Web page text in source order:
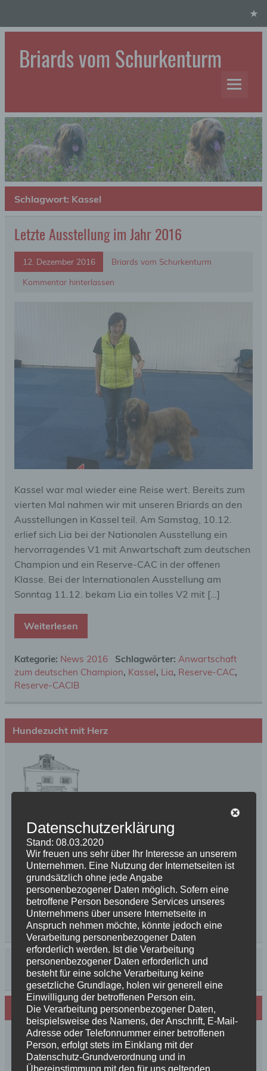
Briards vom Schurkenturm
Schlagwort: Kassel
Letzte Ausstellung im Jahr 2016
12. Dezember 2016
Briards vom Schurkenturm
Kommentar hinterlassen
Kassel war mal wieder eine Reise wert. Bereits zum
vierten Mal nahmen wir mit unseren Briards an den
Ausstellungen in Kassel teil. Am Samstag, 10.12.
erlief sich Lia bei der Nationalen Ausstellung ein
hervorragendes V1 mit Anwartschaft zum deutschen
Champion und ein Reserve-CAC in der offenen
Klasse. Bei der Internationalen Ausstellung am
Sonntag 11.12. bekam Lia ein tolles V2 mit […]
Weiterlesen
Kategorie: News 2016 Schlagwörter: Anwartschaft
zum deutschen Champion, Kassel, Lia, Reserve-CAC,
Reserve-CACIB
Hundezucht mit Herz
Neues von den Turmschurken
Frohe Weihnachten 2025 unseren
Schurkenfamilien und Freunden
Herzlichen Glückwunsch zum 4. Geburtstag
Datenschutzerklärung
Stand: 08.03.2020
Wir freuen uns sehr über Ihr Interesse an unserem
Unternehmen. Eine Nutzung der Internetseiten ist
grundsätzlich ohne jede Angabe
personenbezogener Daten möglich. Sofern eine
betroffene Person besondere Services unseres
Unternehmens über unsere Internetseite in
Anspruch nehmen möchte, könnte jedoch eine
Verarbeitung personenbezogener Daten
erforderlich werden. Ist die Verarbeitung
personenbezogener Daten erforderlich und
besteht für eine solche Verarbeitung keine
gesetzliche Grundlage, holen wir generell eine
Einwilligung der betroffenen Person ein.
Die Verarbeitung personenbezogener Daten,
beispielsweise des Namens, der Anschrift, E-Mail-
Adresse oder Telefonnummer einer betroffenen
Person, erfolgt stets im Einklang mit der
Datenschutz-Grundverordnung und in
Übereinstimmung mit den für uns geltenden